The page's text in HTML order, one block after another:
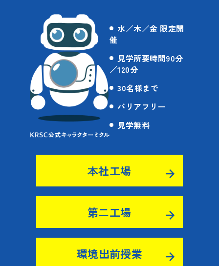
水／木／金 限定開
催
見学所要時間90分
／120分
30名様まで
バリアフリー
見学無料
本社工場
第二工場
環境出前授業